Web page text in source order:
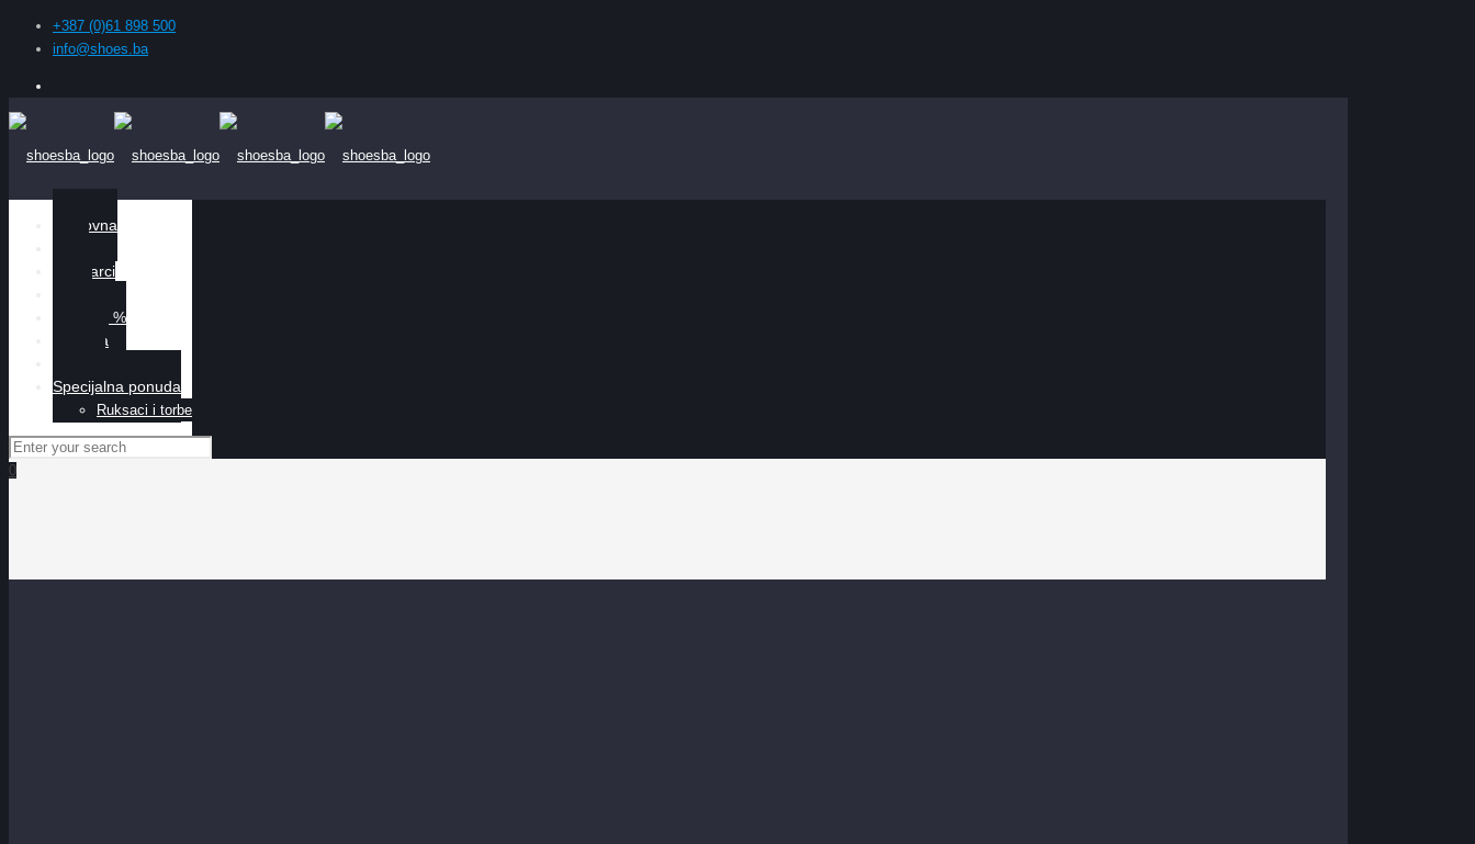
+387 (0)61 898 500
info@shoes.ba
Naslovna
Muškarci
Sniženo %
O nama
Specijalna ponuda
Ruksaci i torbe
0